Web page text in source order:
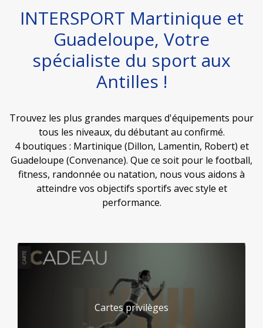
INTERSPORT Martinique et
Guadeloupe, Votre
spécialiste du sport aux
Antilles !
Trouvez les plus grandes marques d'équipements pour
tous les niveaux, du débutant au confirmé.
4 boutiques : Martinique (Dillon, Lamentin, Robert) et
Guadeloupe (Convenance). Que ce soit pour le football,
fitness, randonnée ou natation, nous vous aidons à
atteindre vos objectifs sportifs avec style et
performance.
Cartes privilèges